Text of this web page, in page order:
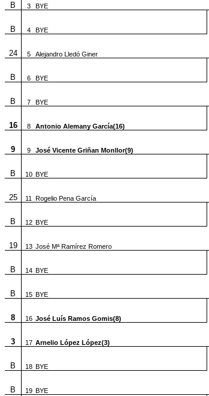
B 3 BYE
B 4 BYE
24
5 Alejandro Lledó Giner
B 6 BYE
B
7 BYE
16 8 Antonio Alemany García(16)
9
9 José Vicente Griñan Monllor(9)
B 10 BYE
25
11 Rogelio Pena García
B 12 BYE
19
13 José Mª Ramírez Romero
B 14 BYE
B
15 BYE
8 16 José Luís Ramos Gomis(8)
3
17 Arnelio López López(3)
B 18 BYE
B 19 BYE